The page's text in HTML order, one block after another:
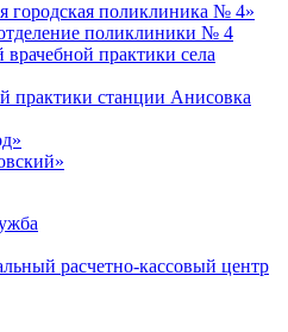
городская поликлиника № 4»
поликлиники № 4
практики села
практики станции Анисовка